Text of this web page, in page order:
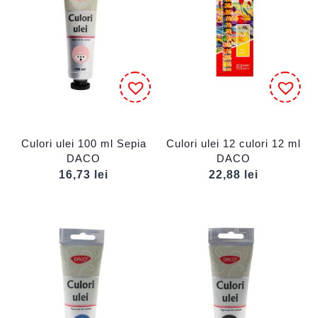
Culori ulei 100 ml Sepia
DACO
16,73
lei
Culori ulei 12 culori 12 ml
DACO
22,88
lei